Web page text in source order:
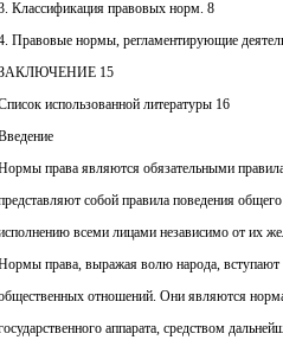
Классификация правовых норм. 8
Правовые нормы, регламентирующие
15
использованной литературы 16
права являются обязательными
собой правила поведения
всеми лицами независимо от их
права, выражая волю народа,
отношений. Они являются
аппарата, средством